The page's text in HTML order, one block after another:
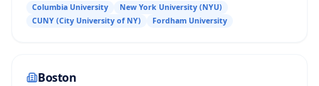
Columbia University
New York University (NYU)
CUNY (City University of NY)
Fordham University
Boston